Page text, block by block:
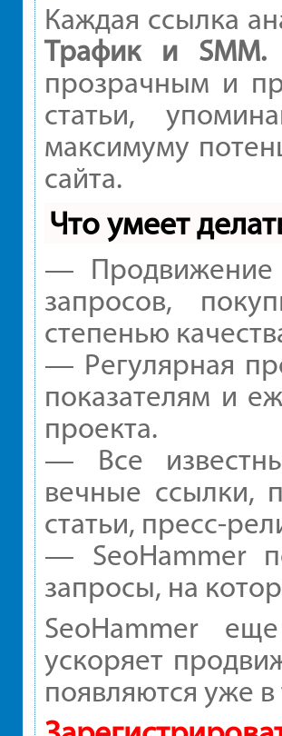
Каждая ссылка
Трафик и SMM.
прозрачным и
статьи,
максимуму
сайта.
Что умеет
— Продвижение
запросов,
степенью
— Регулярная
показателям и
проекта.
— Все
вечные ссылки,
статьи, пресс-
— SeoHammer
запросы, на
SeoHammer
ускоряет
появляются уже